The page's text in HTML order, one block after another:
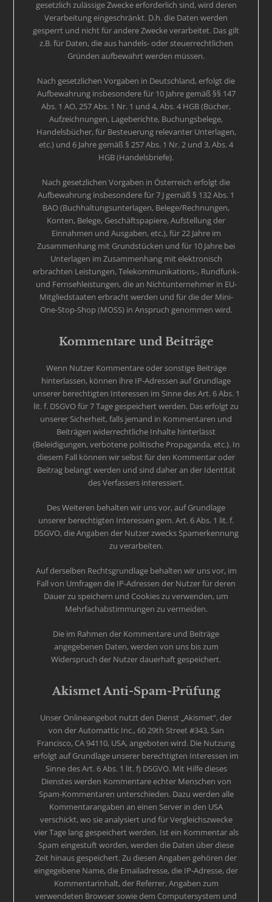
gesetzlich zulässige Zwecke erforderlich sind, wird deren
Verarbeitung eingeschränkt. D.h. die Daten werden
gesperrt und nicht für andere Zwecke verarbeitet. Das gilt
z.B. für Daten, die aus handels- oder steuerrechtlichen
Gründen aufbewahrt werden müssen.
Nach gesetzlichen Vorgaben in Deutschland, erfolgt die
Aufbewahrung insbesondere für 10 Jahre gemäß §§ 147
Abs. 1 AO, 257 Abs. 1 Nr. 1 und 4, Abs. 4 HGB (Bücher,
Aufzeichnungen, Lageberichte, Buchungsbelege,
Handelsbücher, für Besteuerung relevanter Unterlagen,
etc.) und 6 Jahre gemäß § 257 Abs. 1 Nr. 2 und 3, Abs. 4
HGB (Handelsbriefe).
Nach gesetzlichen Vorgaben in Österreich erfolgt die
Aufbewahrung insbesondere für 7 J gemäß § 132 Abs. 1
BAO (Buchhaltungsunterlagen, Belege/Rechnungen,
Konten, Belege, Geschäftspapiere, Aufstellung der
Einnahmen und Ausgaben, etc.), für 22 Jahre im
Zusammenhang mit Grundstücken und für 10 Jahre bei
Unterlagen im Zusammenhang mit elektronisch
erbrachten Leistungen, Telekommunikations-, Rundfunk-
und Fernsehleistungen, die an Nichtunternehmer in EU-
Mitgliedstaaten erbracht werden und für die der Mini-
One-Stop-Shop (MOSS) in Anspruch genommen wird.
Kommentare und Beiträge
Wenn Nutzer Kommentare oder sonstige Beiträge
hinterlassen, können ihre IP-Adressen auf Grundlage
unserer berechtigten Interessen im Sinne des Art. 6 Abs. 1
lit. f. DSGVO für 7 Tage gespeichert werden. Das erfolgt zu
unserer Sicherheit, falls jemand in Kommentaren und
Beiträgen widerrechtliche Inhalte hinterlässt
(Beleidigungen, verbotene politische Propaganda, etc.). In
diesem Fall können wir selbst für den Kommentar oder
Beitrag belangt werden und sind daher an der Identität
des Verfassers interessiert.
Des Weiteren behalten wir uns vor, auf Grundlage
unserer berechtigten Interessen gem. Art. 6 Abs. 1 lit. f.
DSGVO, die Angaben der Nutzer zwecks Spamerkennung
zu verarbeiten.
Auf derselben Rechtsgrundlage behalten wir uns vor, im
Fall von Umfragen die IP-Adressen der Nutzer für deren
Dauer zu speichern und Cookies zu verwenden, um
Mehrfachabstimmungen zu vermeiden.
Die im Rahmen der Kommentare und Beiträge
angegebenen Daten, werden von uns bis zum
Widerspruch der Nutzer dauerhaft gespeichert.
Akismet Anti-Spam-Prüfung
Unser Onlineangebot nutzt den Dienst „Akismet“, der
von der Automattic Inc., 60 29th Street #343, San
Francisco, CA 94110, USA, angeboten wird. Die Nutzung
erfolgt auf Grundlage unserer berechtigten Interessen im
Sinne des Art. 6 Abs. 1 lit. f) DSGVO. Mit Hilfe dieses
Dienstes werden Kommentare echter Menschen von
Spam-Kommentaren unterschieden. Dazu werden alle
Kommentarangaben an einen Server in den USA
verschickt, wo sie analysiert und für Vergleichszwecke
vier Tage lang gespeichert werden. Ist ein Kommentar als
Spam eingestuft worden, werden die Daten über diese
Zeit hinaus gespeichert. Zu diesen Angaben gehören der
eingegebene Name, die Emailadresse, die IP-Adresse, der
Kommentarinhalt, der Referrer, Angaben zum
verwendeten Browser sowie dem Computersystem und